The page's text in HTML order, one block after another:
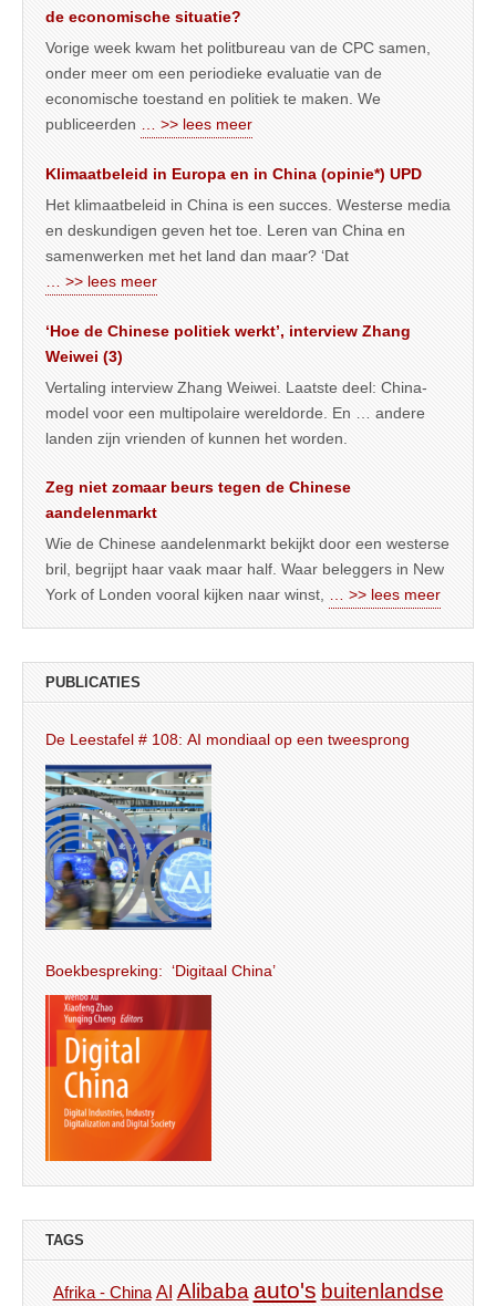
de economische situatie?
Vorige week kwam het politbureau van de CPC samen,
onder meer om een periodieke evaluatie van de
economische toestand en politiek te maken. We
publiceerden
… >> lees meer
Klimaatbeleid in Europa en in China (opinie*) UPD
Het klimaatbeleid in China is een succes. Westerse media
en deskundigen geven het toe. Leren van China en
samenwerken met het land dan maar? ‘Dat
… >> lees meer
‘Hoe de Chinese politiek werkt’, interview Zhang
Weiwei (3)
Vertaling interview Zhang Weiwei. Laatste deel: China-
model voor een multipolaire wereldorde. En … andere
landen zijn vrienden of kunnen het worden.
Zeg niet zomaar beurs tegen de Chinese
aandelenmarkt
Wie de Chinese aandelenmarkt bekijkt door een westerse
bril, begrijpt haar vaak maar half. Waar beleggers in New
York of Londen vooral kijken naar winst,
… >> lees meer
PUBLICATIES
De Leestafel # 108: AI mondiaal op een tweesprong
Boekbespreking: ‘Digitaal China’
TAGS
Afrika - China AI Alibaba auto's buitenlandse